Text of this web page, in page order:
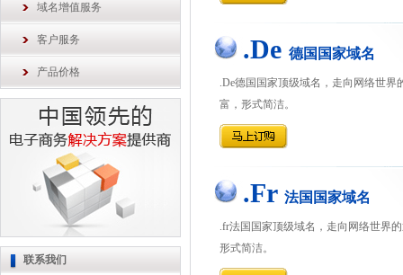
域名增值服务
客户服务
产品价格
联系我们
.De 德国国家域名
.De德国国家顶级域名，走向网络世界
富，形式简洁。
.Fr 法国国家域名
.fr法国国家顶级域名，走向网络世界
形式简洁。